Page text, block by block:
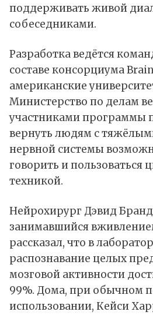
поддерживать живой
собеседниками.
Разработка ведётся
составе консорциума
американские
Министерство по делам
участниками программы
вернуть людям с
нервной системы
говорить и пользоваться
техникой.
Нейрохирург Дэвид
занимавшийся
рассказал, что в
распознавание целых
мозговой активности
99%. Дома, при обычном
использовании, Кейси